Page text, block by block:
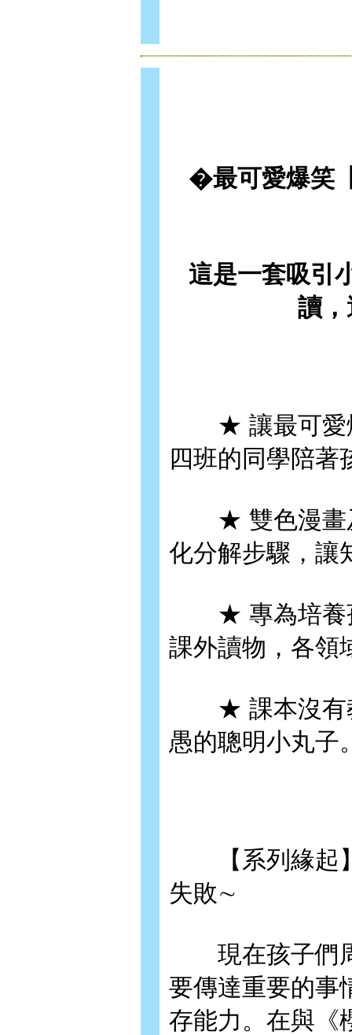
�最可愛爆笑
這是一套吸引
讀
★ 讓最可愛爆
四班的同學陪著
★ 雙色漫畫及
化分解步驟，讓
★ 專為培養孩
課外讀物，各領
★ 課本沒有教
愚的聰明小丸子
【系列緣起
失敗∼
現在孩子們周
要傳達重要的事
存能力。在與《